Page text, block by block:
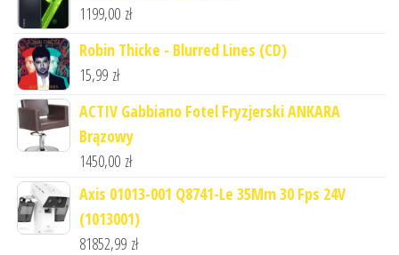
1199,00 zł
Robin Thicke - Blurred Lines (CD)
15,99 zł
ACTIV Gabbiano Fotel Fryzjerski ANKARA
Brązowy
1450,00 zł
Axis 01013-001 Q8741-Le 35Mm 30 Fps 24V
(1013001)
81852,99 zł